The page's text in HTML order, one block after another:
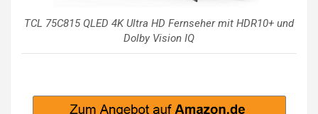
TCL 75C815 QLED 4K Ultra HD Fernseher mit HDR10+ und
Dolby Vision IQ